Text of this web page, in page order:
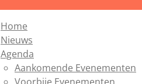
Home
Nieuws
Agenda
Aankomende Evenementen